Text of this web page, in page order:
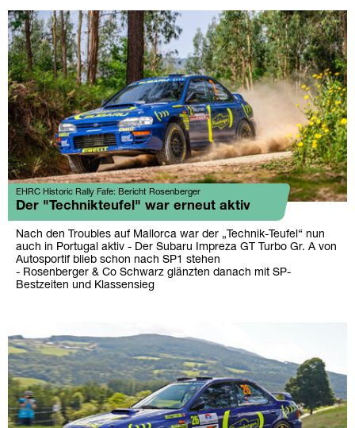
EHRC Historic Rally Fafe: Bericht Rosenberger
Der "Technikteufel" war erneut aktiv
Nach den Troubles auf Mallorca war der „Technik-Teufel“ nun
auch in Portugal aktiv - Der Subaru Impreza GT Turbo Gr. A von
Autosportif blieb schon nach SP1 stehen
- Rosenberger & Co Schwarz glänzten danach mit SP-
Bestzeiten und Klassensieg